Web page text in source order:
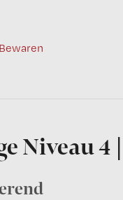
Bewaren
Niveau 4